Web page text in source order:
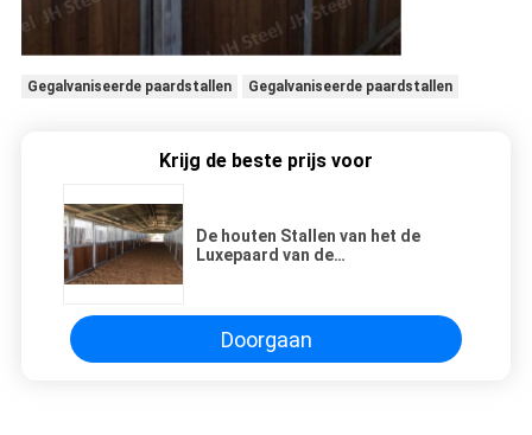
Gegalvaniseerde paardstallen Gegalvaniseerde paardstallen
Krijg de beste prijs voor
De houten Stallen van het de
Luxepaard van de
Gegalvaniseerde
Doorgaan